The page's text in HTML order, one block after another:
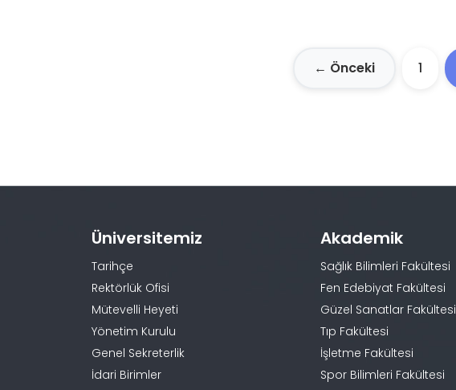
← Önceki 1
Üniversitemiz
Tarihçe
Rektörlük Ofisi
Mütevelli Heyeti
Yönetim Kurulu
Genel Sekreterlik
İdari Birimler
Akademik
Sağlık Bilimleri Fakültesi
Fen Edebiyat Fakültesi
Güzel Sanatlar Fakültesi
Tıp Fakültesi
İşletme Fakültesi
Spor Bilimleri Fakültesi